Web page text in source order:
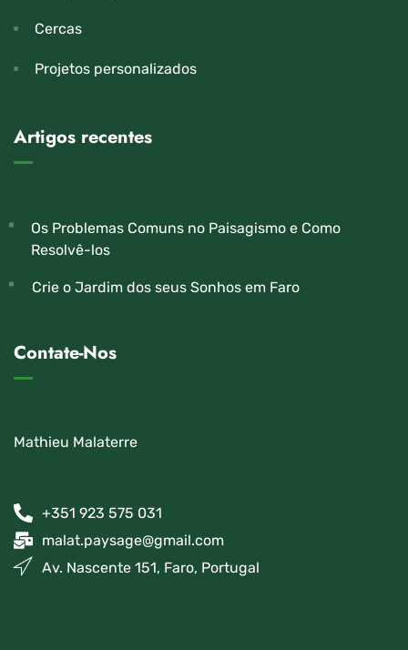
Cercas
Projetos personalizados
Artigos recentes
Os Problemas Comuns no Paisagismo e Como
Resolvê-los
Crie o Jardim dos seus Sonhos em Faro
Contate-Nos
Mathieu Malaterre
+351 923 575 031
malat.paysage@gmail.com
Av. Nascente 151, Faro, Portugal